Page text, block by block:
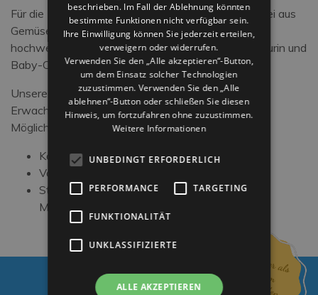
Für die Kleinsten gibt es Brühen, Mahlzeiten und Brei aus
Gemüse werden täglich mit frischen Zutaten von
hochwertiger Qualität zubereitet und eine Animateurin und
Baby-Club frei zur Verfügung.
Unsere Angebotab 70 Euromit Halbpension pro
Erwachsene
Möglichkeit:
Kostenloser Transfer vom Rimini Bahnhof
Vollpension
Strand Service und Getränke während den
Mahlzeiten in unserem Speisesaal
beschrieben. Im Fall der Ablehnung könnten
bestimmte Funktionen nicht verfügbar sein.
Ihre Einwilligung können Sie jederzeit erteilen,
verweigern oder widerrufen.
Verwenden Sie den „Alle akzeptieren“-Button,
um dem Einsatz solcher Technologien
zuzustimmen. Verwenden Sie den „Alle
ablehnen“-Button oder schließen Sie diesen
Hinweis, um fortzufahren ohne zuzustimmen.
Weitere Informationen
UNBEDINGT ERFORDERLICH
PERFORMANCE TARGETING
FUNKTIONALITÄT
UNKLASSIFIZIERTE
ALLE AKZEPTIEREN